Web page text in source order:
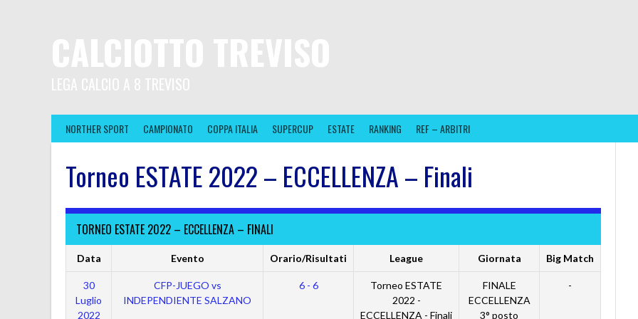
NORTHER SPORT CAMPIONATO COPPA ITALIA SUPERCUP ESTATE RANKING REF – ARBITRI
Torneo ESTATE 2022 – ECCELLENZA – Finali
TORNEO ESTATE 2022 – ECCELLENZA – FINALI
Data Evento Orario/Risultati League Giornata Big Match
30
Luglio
2022
CFP-JUEGO vs
INDEPENDIENTE SALZANO
6 - 6
Torneo ESTATE
2022 -
ECCELLENZA - Finali
FINALE
ECCELLENZA
3° posto
-